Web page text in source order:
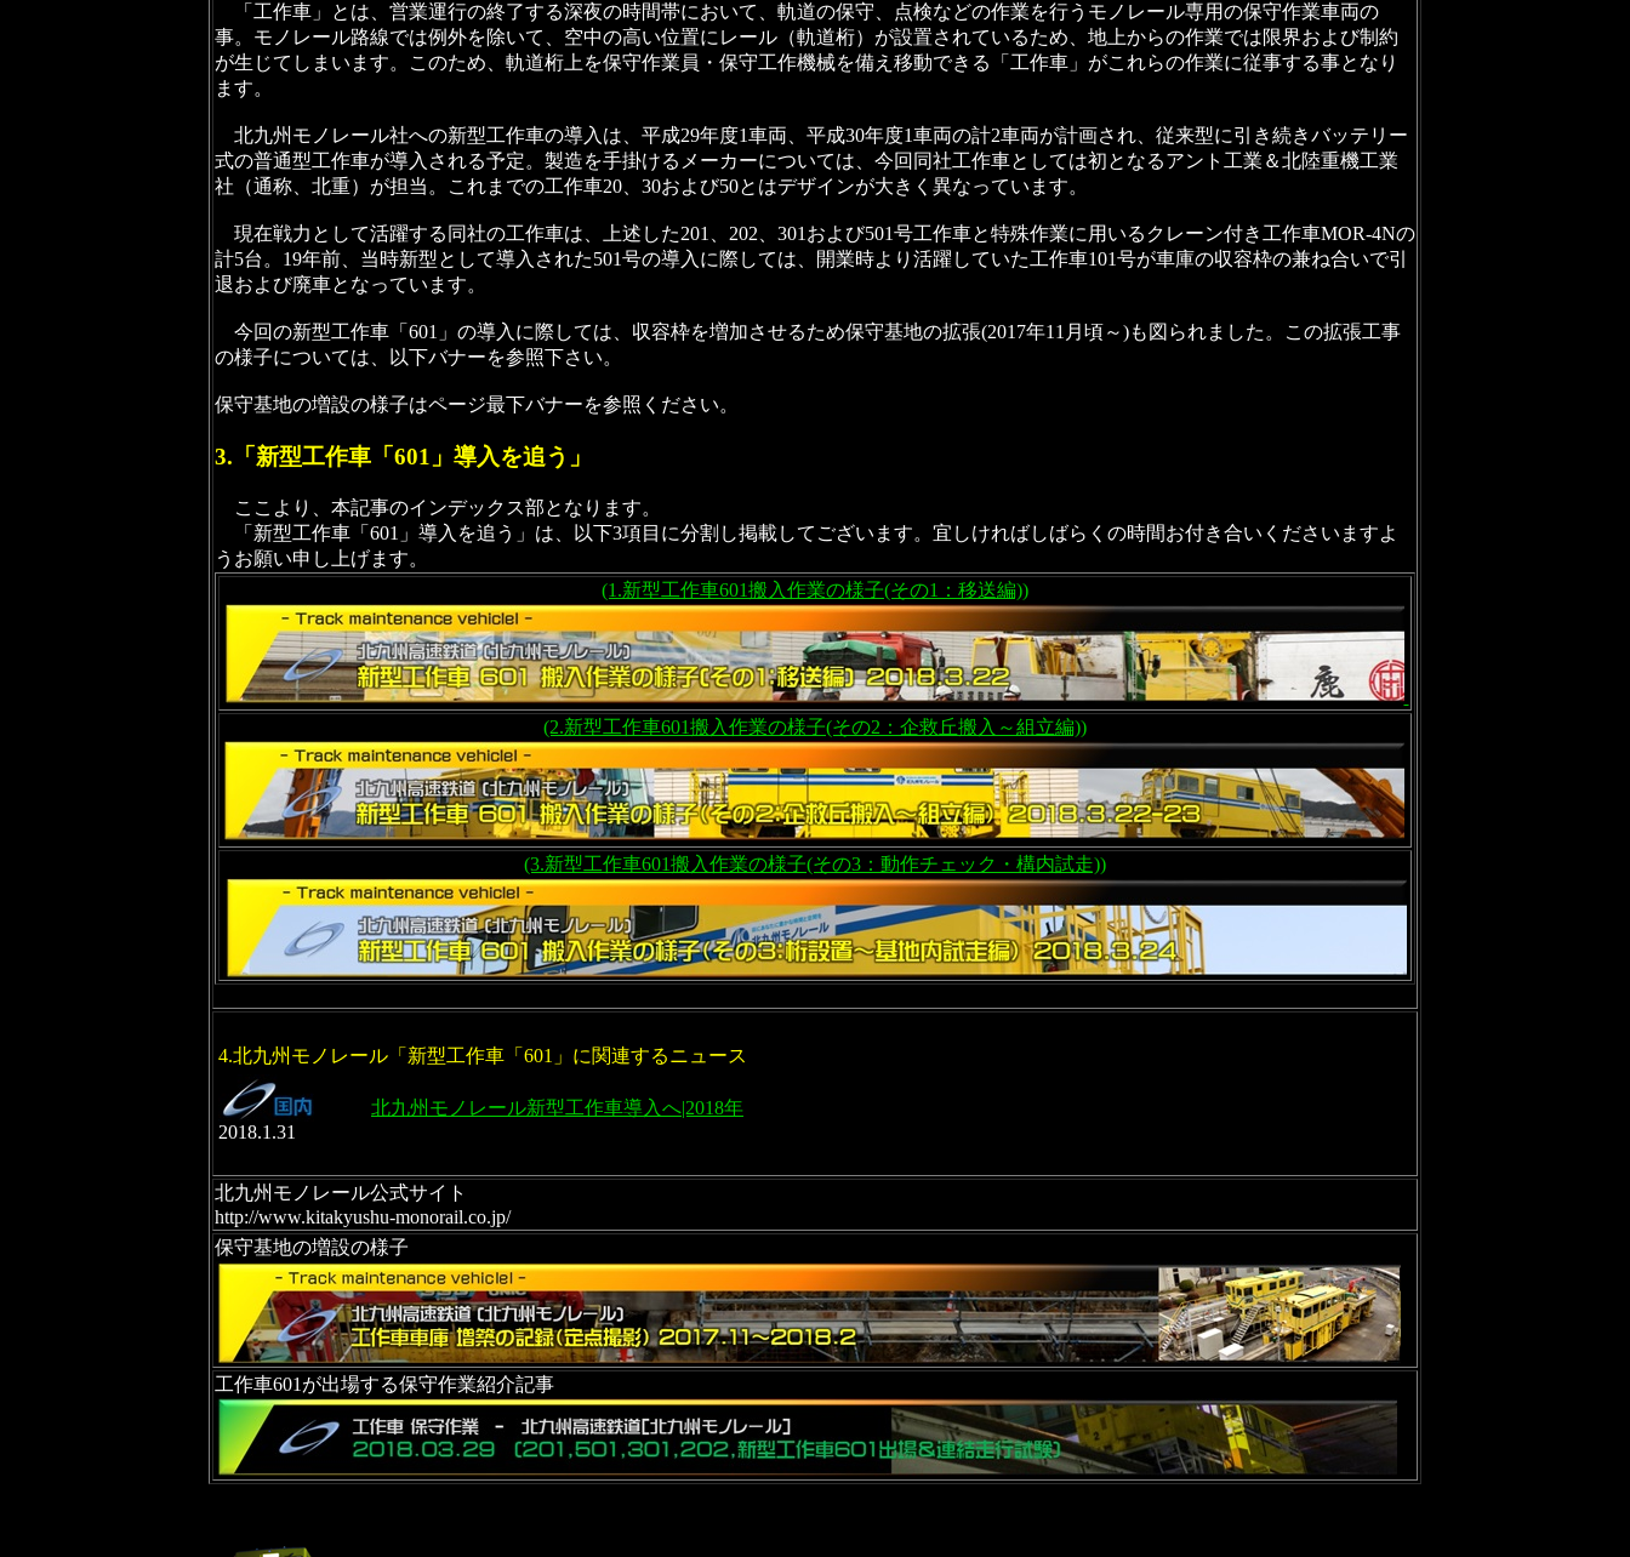
「工作車」とは、営業運行の終了する深夜の時間帯において、軌道の保守、点検などの作業を行うモノレール専用の保守作業車両の
事。モノレール路線では例外を除いて、空中の高い位置にレール（軌道桁）が設置されているため、地上からの作業では限界および制約
が生じてしまいます。このため、軌道桁上を保守作業員・保守工作機械を備え移動できる「工作車」がこれらの作業に従事する事となり
ます。
北九州モノレール社への新型工作車の導入は、平成29年度1車両、平成30年度1車両の計2車両が計画され、従来型に引き続きバッテリー
式の普通型工作車が導入される予定。製造を手掛けるメーカーについては、今回同社工作車としては初となるアント工業＆北陸重機工業
社（通称、北重）が担当。これまでの工作車20、30および50とはデザインが大きく異なっています。
現在戦力として活躍する同社の工作車は、上述した201、202、301および501号工作車と特殊作業に用いるクレーン付き工作車MOR-4Nの
計5台。19年前、当時新型として導入された501号の導入に際しては、開業時より活躍していた工作車101号が車庫の収容枠の兼ね合いで引
退および廃車となっています。
今回の新型工作車「601」の導入に際しては、収容枠を増加させるため保守基地の拡張(2017年11月頃～)も図られました。この拡張工事
の様子については、以下バナーを参照下さい。
保守基地の増設の様子はページ最下バナーを参照ください。
3.「新型工作車「601」導入を追う」
ここより、本記事のインデックス部となります。
「新型工作車「601」導入を追う」は、以下3項目に分割し掲載してございます。宜しければしばらくの時間お付き合いくださいますよ
うお願い申し上げます。
(1.新型工作車601搬入作業の様子(その1：移送編))
(2.新型工作車601搬入作業の様子(その2：企救丘搬入～組立編))
(3.新型工作車601搬入作業の様子(その3：動作チェック・構内試走))
4.北九州モノレール「新型工作車「601」に関連するニュース
2018.1.31
北九州モノレール新型工作車導入へ|2018年
北九州モノレール公式サイト
http://www.kitakyushu-monorail.co.jp/
保守基地の増設の様子
工作車601が出場する保守作業紹介記事